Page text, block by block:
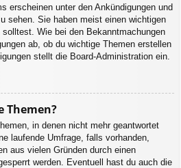
erscheinen unter den Ankündigungen und
sehen. Sie haben meist einen wichtigen
Wie bei den Bekanntmachungen
ab, ob du wichtige Themen erstellen
stellt die Board-Administration ein.
Themen?
in denen nicht mehr geantwortet
laufende Umfrage, falls vorhanden,
aus vielen Gründen durch einen
werden. Eventuell hast du auch die